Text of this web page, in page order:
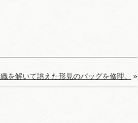
を解いて誂えた形見のバッグを修理。
»